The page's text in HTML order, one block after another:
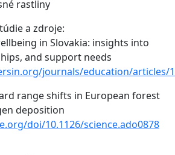
rastliny
a zdroje:
in Slovakia: insights into
and support needs
journals/education/articles/
range shifts in European forest
deposition
doi/10.1126/science.ado0878